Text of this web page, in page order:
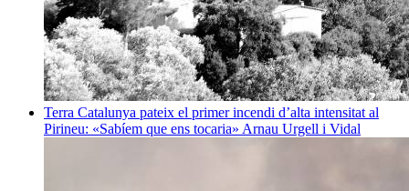
Terra Catalunya pateix el primer incendi d’alta intensitat al
Pirineu: «Sabíem que ens tocaria» Arnau Urgell i Vidal